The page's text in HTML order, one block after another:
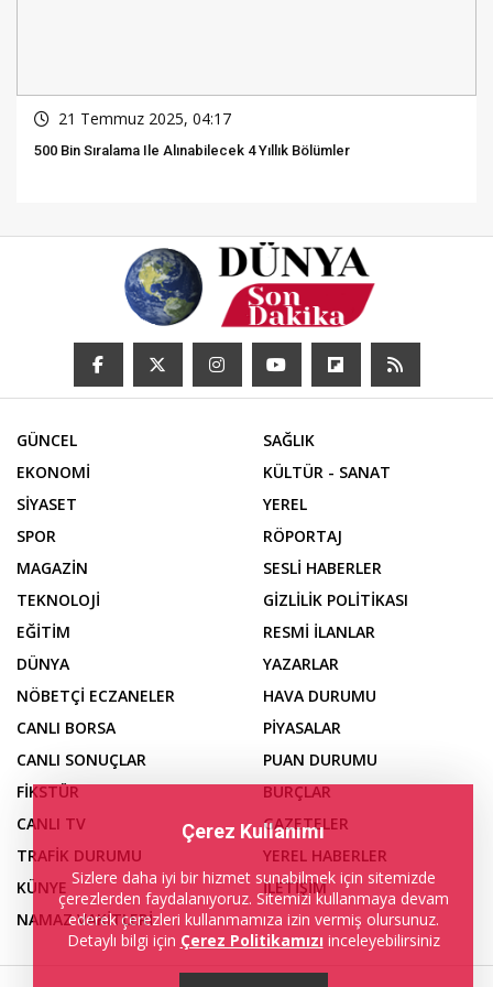
21 Temmuz 2025, 04:17
500 Bin Sıralama Ile Alınabilecek 4 Yıllık Bölümler
GÜNCEL
EKONOMİ
SİYASET
SPOR
MAGAZİN
TEKNOLOJİ
EĞİTİM
DÜNYA
SAĞLIK
KÜLTÜR - SANAT
YEREL
RÖPORTAJ
SESLİ HABERLER
GİZLİLİK POLİTİKASI
RESMİ İLANLAR
YAZARLAR
NÖBETÇİ ECZANELER
CANLI BORSA
CANLI SONUÇLAR
FİKSTÜR
CANLI TV
TRAFİK DURUMU
KÜNYE
NAMAZ VAKİTLERİ
HAVA DURUMU
PİYASALAR
PUAN DURUMU
BURÇLAR
GAZETELER
YEREL HABERLER
İLETİŞİM
Çerez Kullanımı
Sizlere daha iyi bir hizmet sunabilmek için sitemizde
çerezlerden faydalanıyoruz. Sitemizi kullanmaya devam
ederek çerezleri kullanmamıza izin vermiş olursunuz.
Detaylı bilgi için Çerez Politikamızıinceleyebilirsiniz